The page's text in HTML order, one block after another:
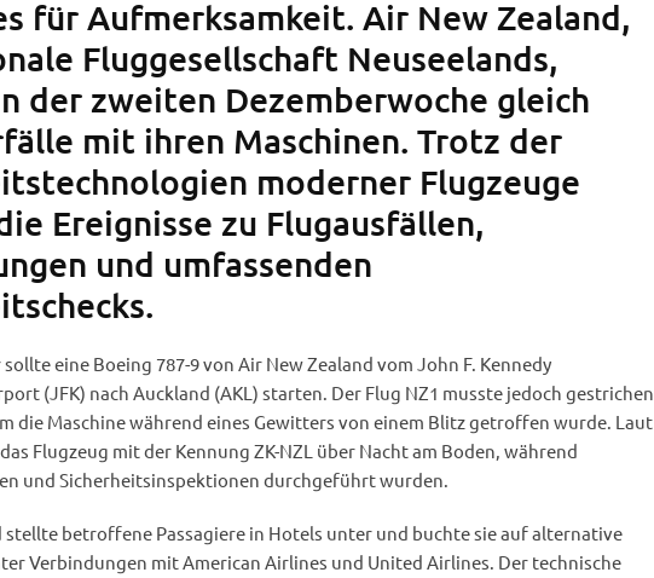
für Aufmerksamkeit. Air New Zealand,
Fluggesellschaft Neuseelands,
der zweiten Dezemberwoche gleich
mit ihren Maschinen. Trotz der
moderner Flugzeuge
Ereignisse zu Flugausfällen,
und umfassenden
eine Boeing 787-9 von Air New Zealand vom John F. Kennedy
(JFK) nach Auckland (AKL) starten. Der Flug NZ1 musste jedoch gestrichen
die Maschine während eines Gewitters von einem Blitz getroffen wurde. Laut
Flugzeug mit der Kennung ZK-NZL über Nacht am Boden, während
und Sicherheitsinspektionen durchgeführt wurden.
stellte betroffene Passagiere in Hotels unter und buchte sie auf alternative
Verbindungen mit American Airlines und United Airlines. Der technische